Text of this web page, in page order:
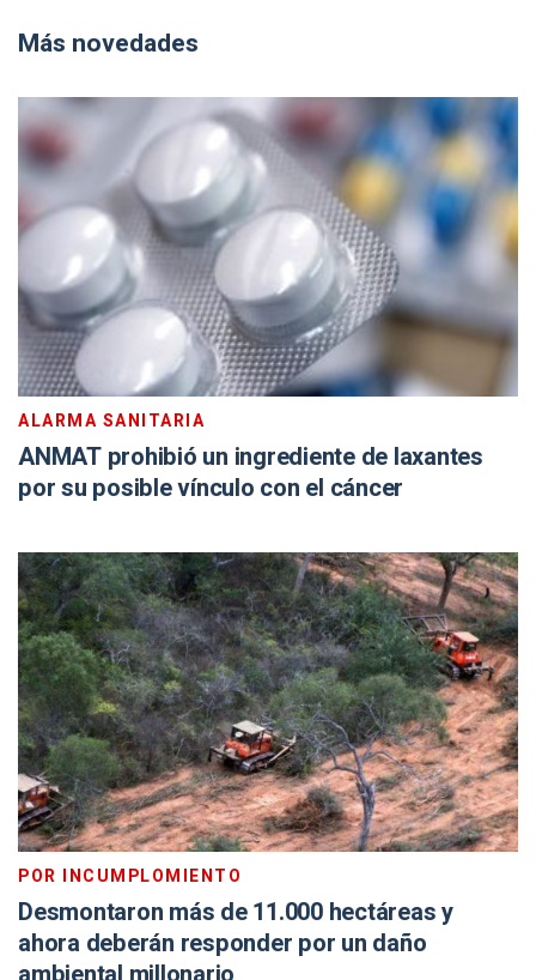
Más novedades
ALARMA SANITARIA
ANMAT prohibió un ingrediente de laxantes
por su posible vínculo con el cáncer
POR INCUMPLOMIENTO
Desmontaron más de 11.000 hectáreas y
ahora deberán responder por un daño